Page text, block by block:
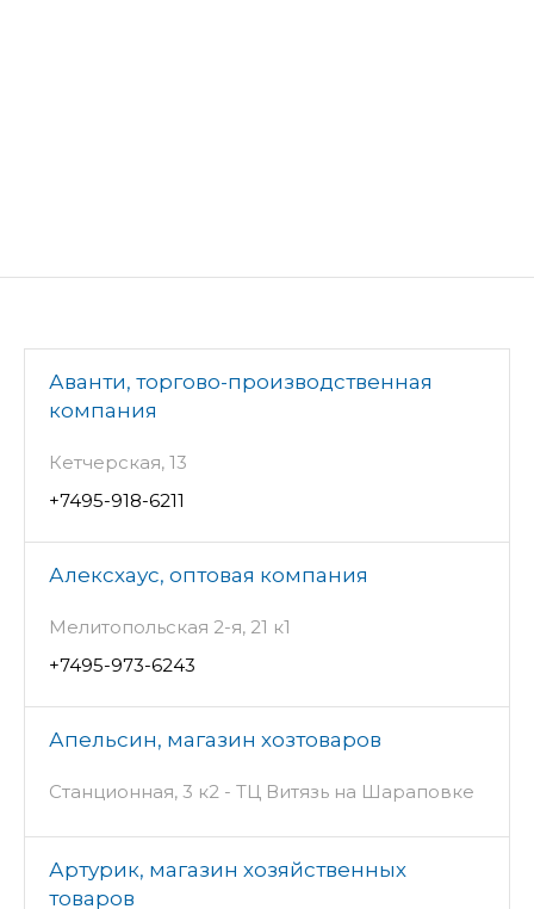
Аванти, торгово-производственная
компания
Кетчерская, 13
+7495-918-6211
Алексхаус, оптовая компания
Мелитопольская 2-я, 21 к1
+7495-973-6243
Апельсин, магазин хозтоваров
Станционная, 3 к2 - ТЦ Витязь на Шараповке
Артурик, магазин хозяйственных
товаров